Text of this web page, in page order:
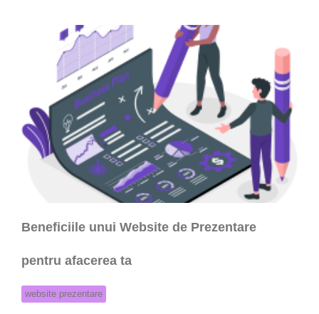
Beneficiile unui Website de Prezentare
pentru afacerea ta
website prezentare